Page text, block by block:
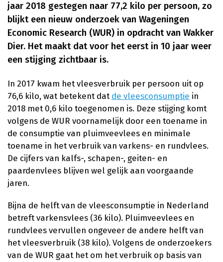
jaar 2018 gestegen naar 77,2 kilo per persoon, zo
blijkt een nieuw onderzoek van Wageningen
Economic Research (WUR) in opdracht van Wakker
Dier. Het maakt dat voor het eerst in 10 jaar weer
een stijging zichtbaar is.
In 2017 kwam het vleesverbruik per persoon uit op
76,6 kilo, wat betekent dat de vleesconsumptie in
2018 met 0,6 kilo toegenomen is. Deze stijging komt
volgens de WUR voornamelijk door een toename in
de consumptie van pluimveevlees en minimale
toename in het verbruik van varkens- en rundvlees.
De cijfers van kalfs-, schapen-, geiten- en
paardenvlees blijven wel gelijk aan voorgaande
jaren.
Bijna de helft van de vleesconsumptie in Nederland
betreft varkensvlees (36 kilo). Pluimveevlees en
rundvlees vervullen ongeveer de andere helft van
het vleesverbruik (38 kilo). Volgens de onderzoekers
van de WUR gaat het om het verbruik op basis van